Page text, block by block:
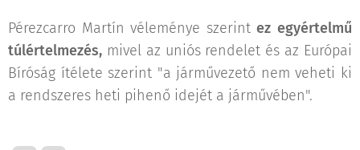
Pérezcarro Martín véleménye szerintez egyértelmű
túlértelmezés, mivel az uniós rendelet és az Európai
Bíróság ítélete szerint "a járművezető nem veheti ki
a rendszeres heti pihenő idejét a járművében".